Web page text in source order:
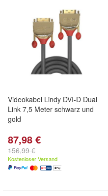
Videokabel Lindy DVI-D Dual
Link 7,5 Meter schwarz und
gold
87,98 €
156,99 €
Kostenloser Versand